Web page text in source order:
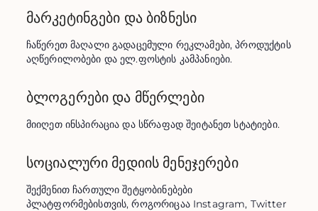
მარკეტინგები და ბიზნესი
ჩაწერეთ მაღალი გადაცემული რეკლამები, პროდუქტის
აღწერილობები და ელ.ფოსტის კამპანიები.
ბლოგერები და მწერლები
მიიღეთ ინსპირაცია და სწრაფად შეიტანეთ სტატიები.
სოციალური მედიის მენეჯერები
შექმენით ჩართული შეტყობინებები
პლატფორმებისთვის, როგორიცაა Instagram, Twitter